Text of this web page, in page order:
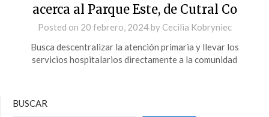
acerca al Parque Este, de Cutral Co
Posted on 20 febrero, 2024by Cecilia Kobryniec
Busca descentralizar la atención primaria y llevar los
servicios hospitalarios directamente a la comunidad
BUSCAR